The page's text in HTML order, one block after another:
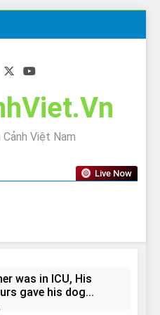
Việt Nam
Live Now
was in ICU, His
gave his dog